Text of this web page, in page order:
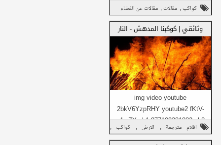
شارك على تويتر
شارك في واتساب
يدور حولها من أجرام بما فيها
الأرض، والكواكب ...
كواكب , مقالات , مقالات عن الفضاء
شارك هذا مع
أصدقائك
شارك على فيسبوك
وثائقي | كوكبنا المدهش - النار
img video youtube
2bkV6YzpRHY youtube2 fKtV-
a4e-ZY ok1 877109381883 ok2
no_video Daily1 no_video ...
افلام مترجمة , الارض , كواكب ,
وثائقي